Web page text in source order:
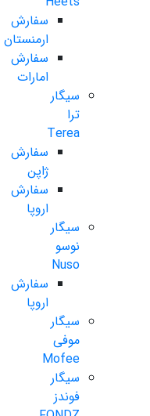
سفارش
ارمنستان
سفارش
امارات
سیگار
ترا
Terea
سفارش
ژاپن
سفارش
اروپا
سیگار
نوسو
Nuso
سفارش
اروپا
سیگار
موفی
Mofee
سیگار
فوندز